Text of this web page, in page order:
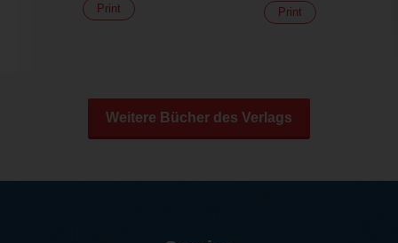
Print Print
Weitere Bücher des Verlags